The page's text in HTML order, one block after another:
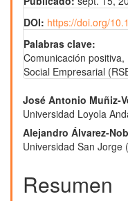
DOI: https://doi.org/
Palabras clave:
Comunicación
Social Empresarial
Contenido
principal
del
artículo
José Antonio Muñiz-
Universidad Loyola
Alejandro Álvarez-
Universidad San Jorge
Resumen